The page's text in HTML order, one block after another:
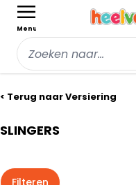
Menu
< Terug naar Versiering
SLINGERS
Filteren